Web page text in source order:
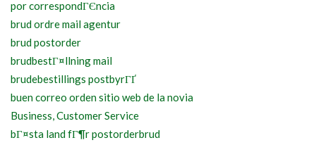
por correspondГЄncia
brud ordre mail agentur
brud postorder
brudbestГ¤llning mail
brudebestillings postbyrГҐ
buen correo orden sitio web de la novia
Business, Customer Service
bГ¤sta land fГ¶r postorderbrud